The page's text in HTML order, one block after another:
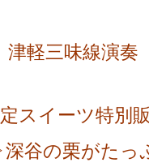
軽三味線演奏
スイーツ特別
栗がたっぷ